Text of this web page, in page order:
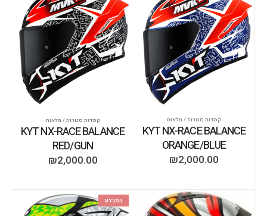
קסדות סגורות / מלאות
KYT NX-RACE BALANCE
ORANGE/BLUE
₪2,000.00
קסדות סגורות / מלאות
KYT NX-RACE BALANCE
RED/GUN
₪2,000.00
במבצע